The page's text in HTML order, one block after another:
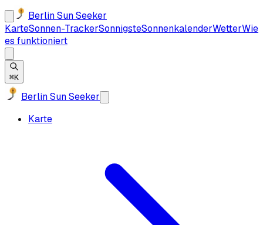
Berlin Sun Seeker
KarteSonnen-TrackerSonnigsteSonnenkalenderWetterWie
es funktioniert
⌘K
Berlin Sun Seeker
Karte